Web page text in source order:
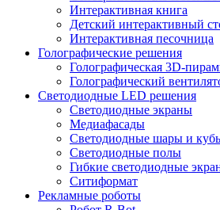
Интерактивная книга
Детский интерактивный
Интерактивная песочница
Голографические решения
Голографическая 3D-
Голографический
Светодиодные LED решения
Светодиодные экраны
Медиафасады
Светодиодные шары и
Светодиодные полы
Гибкие светодиодные
Ситиформат
Рекламные роботы